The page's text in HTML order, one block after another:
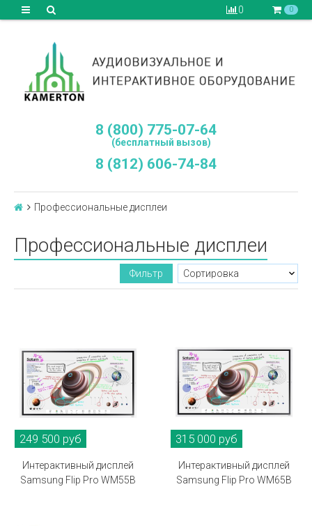
0 0
8 (800) 775-07-64
(бесплатный вызов)
8 (812) 606-74-84
Профессиональные дисплеи
Профессиональные дисплеи
Фильтр
249 500 руб
Интерактивный дисплей
Samsung Flip Pro WM55B
315 000 руб
Интерактивный дисплей
Samsung Flip Pro WM65B